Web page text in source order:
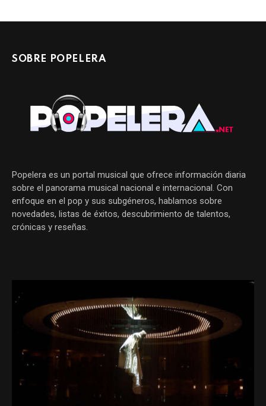
SOBRE POPELERA
Popelera es un portal musical que ofrece información diaria
sobre el panorama musical nacional e internacional. Con
enfoque en el pop y sus subgéneros, hablamos sobre
novedades, listas de éxitos, descubrimiento de talentos,
crónicas y reseñas.